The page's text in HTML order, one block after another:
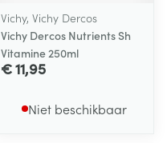
Vichy, Vichy Dercos
Vichy Dercos Nutrients Sh
Vitamine 250ml
€ 11,95
Niet beschikbaar